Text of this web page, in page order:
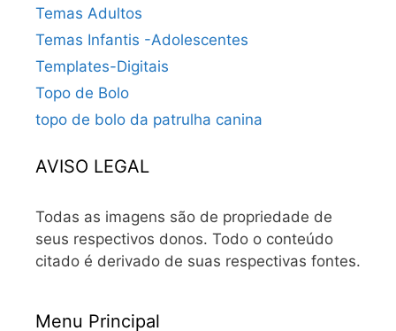
Temas Adultos
Temas Infantis -Adolescentes
Templates-Digitais
Topo de Bolo
topo de bolo da patrulha canina
AVISO LEGAL
Todas as imagens são de propriedade de
seus respectivos donos. Todo o conteúdo
citado é derivado de suas respectivas fontes.
Menu Principal